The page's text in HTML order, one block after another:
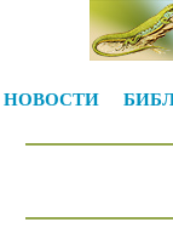
НОВОСТИ